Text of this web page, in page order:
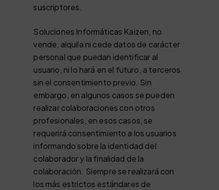
suscriptores.
Soluciones Informáticas Kaizen, no
vende, alquila ni cede datos de carácter
personal que puedan identificar al
usuario, ni lo hará en el futuro, a terceros
sin el consentimiento previo. Sin
embargo, en algunos casos se pueden
realizar colaboraciones con otros
profesionales, en esos casos, se
requerirá consentimiento a los usuarios
informando sobre la identidad del
colaborador y la finalidad de la
colaboración. Siempre se realizará con
los más estrictos estándares de